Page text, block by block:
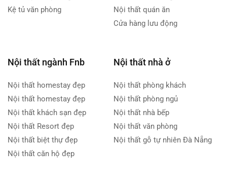
Kệ tủ văn phòng
Nội thất quán ăn
Cửa hàng lưu động
Nội thất ngành Fnb
Nội thất homestay đẹp
Nội thất homestay đẹp
Nội thất khách sạn đẹp
Nội thất Resort đẹp
Nội thất biệt thự đẹp
Nội thất căn hộ đẹp
Nội thất nhà ở
Nội thất phòng khách
Nội thất phòng ngủ
Nội thất nhà bếp
Nội thất văn phòng
Nội thất gỗ tự nhiên Đà Nẵng